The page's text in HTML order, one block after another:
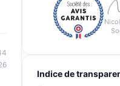
Indice de